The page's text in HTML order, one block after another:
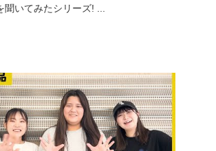
ス)
聞いてみたシリーズ! ...